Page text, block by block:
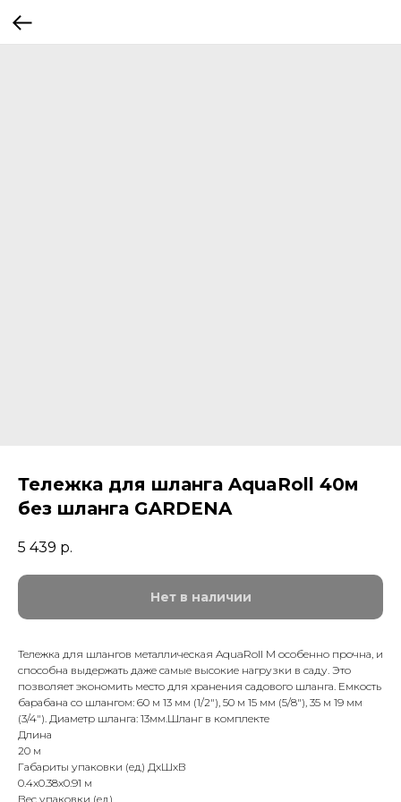
Тележка для шланга AquaRoll 40м
без шланга GARDENA
5 439 р.
Нет в наличии
Тележка для шлангов металлическая AquaRoll M особенно прочна, и
способна выдержать даже самые высокие нагрузки в саду. Это
позволяет экономить место для хранения садового шланга. Емкость
барабана со шлангом: 60 м 13 мм (1/2"), 50 м 15 мм (5/8"), 35 м 19 мм
(3/4"). Диаметр шланга: 13мм.Шланг в комплекте
Длина
20 м
Габариты упаковки (ед) ДхШхВ
0.4x0.38x0.91 м
Вес упаковки (ед)